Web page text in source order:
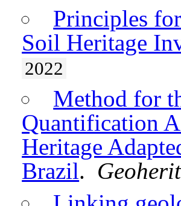
Principles
Soil Heritage
2022
Method for
Quantification
Heritage
Brazil.